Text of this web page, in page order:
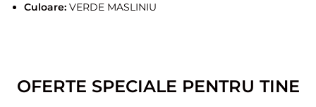
Culoare:VERDE MASLINIU
OFERTE SPECIALE PENTRU TINE